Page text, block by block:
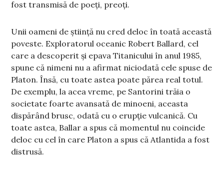
fost transmisă de poeți, preoți.
Unii oameni de știință nu cred deloc în toată această
poveste. Exploratorul oceanic Robert Ballard, cel
care a descoperit și epava Titanicului în anul 1985,
spune că nimeni nu a afirmat niciodată cele spuse de
Platon. Însă, cu toate astea poate părea real totul.
De exemplu, la acea vreme, pe Santorini trăia o
societate foarte avansată de minoeni, aceasta
dispărând brusc, odată cu o erupție vulcanică. Cu
toate astea, Ballar a spus că momentul nu coincide
deloc cu cel în care Platon a spus că Atlantida a fost
distrusă.